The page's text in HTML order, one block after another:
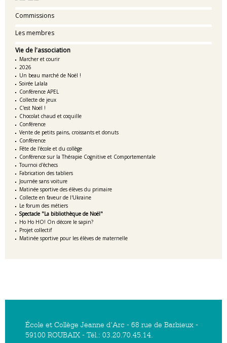
Commissions
Les membres
Vie de l'association
Marcher et courir
2026
Un beau marché de Noël !
Soirée Lalala
Conférence APEL
Collecte de jeux
C'est Noël !
Chocolat chaud et coquille
Conférence
Vente de petits pains, croissants et donuts
Conférence
Fête de l'école et du collège
Conférence sur la Thérapie Cognitive et Comportementale
Tournoi d'échecs
Fabrication des tabliers
Journée sans voiture
Matinée sportive des élèves du primaire
Collecte en faveur de l'Ukraine
Le forum des métiers
Spectacle "La bibliothèque de Noël"
Ho Ho HO! On décore le sapin?
Projet collectif
Matinée sportive pour les élèves de maternelle
École et Collège Jeanne d'Arc - 68 rue de Barbieux -
59100 ROUBAIX - Tél.: 03.20.70.45.14.